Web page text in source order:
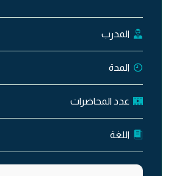
المدرب
المدة
عدد المحاضرات
اللغة